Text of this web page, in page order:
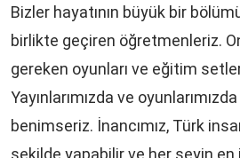
Bizler hayatının büyük bir
birlikte geçiren öğretmenleriz.
gereken oyunları ve eğitim
Yayınlarımızda ve
benimseriz. İnancımız, Türk
şekilde yapabilir ve her şeyin en